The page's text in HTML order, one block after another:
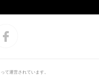
て運営されています。